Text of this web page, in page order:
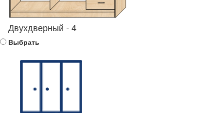
Двухдверный - 4
Выбрать